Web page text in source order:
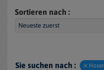
Sortieren nach :
Sie suchen nach :